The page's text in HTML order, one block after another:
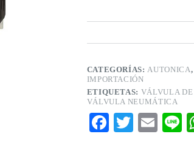
CATEGORÍAS:AUTONICA,
IMPORTACIÓN
ETIQUETAS: VÁLVULA
VÁLVULA NEUMÁTICA
Fa T
E